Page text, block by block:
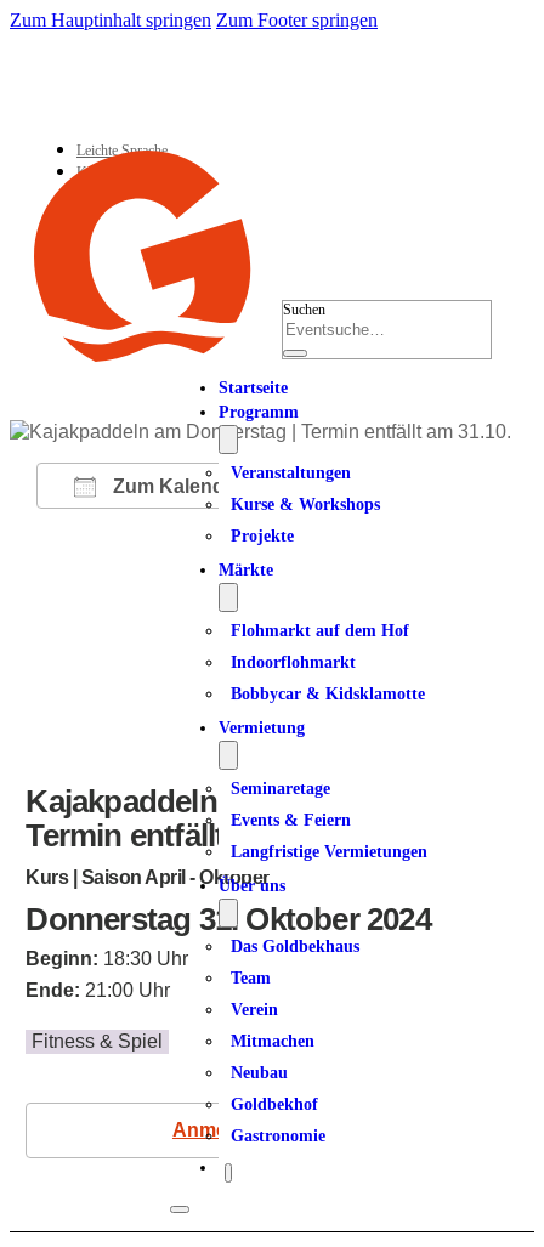
Zum Hauptinhalt springen Zum Footer springen
Leichte Sprache
Kontakt
Suchen
Startseite
Programm
Veranstaltungen
Kurse & Workshops
Projekte
Märkte
Flohmarkt auf dem Hof
Indoorflohmarkt
Bobbycar & Kidsklamotte
Vermietung
Seminaretage
Events & Feiern
Langfristige Vermietungen
Über uns
Das Goldbekhaus
Team
Verein
Mitmachen
Neubau
Goldbekhof
Gastronomie
Zum Kalender hinzufügen
ICS herunterladen
Google Kalender
iCalendarOffice 365
Kajakpaddeln am Donnerstag |
Termin entfällt am 31.10.
Kurs | Saison April - Oktober
Donnerstag 31. Oktober 2024
Beginn: 18:30 Uhr
Ende: 21:00 Uhr
Fitness & Spiel
Anmeldung